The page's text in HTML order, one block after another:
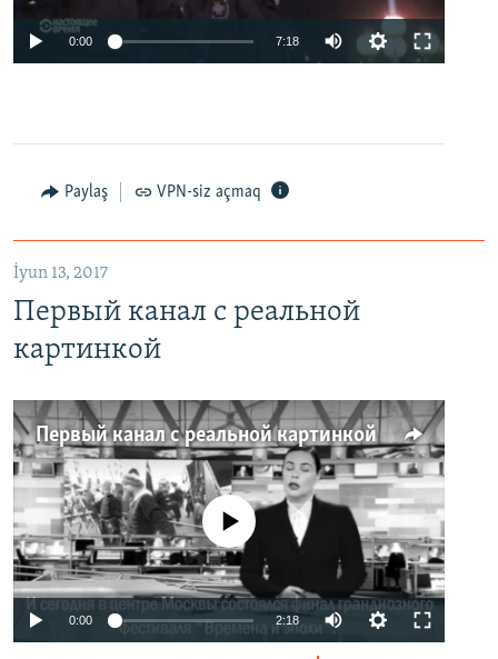
0:00 7:18
Paylaş VPN-siz açmaq
İyun 13, 2017
Первый канал с реальной
картинкой
Первый канал с реальной картинкой
No media source currently available
0:00 2:18